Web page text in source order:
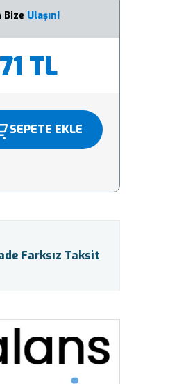
Ulaşın!
TL
SEPETE EKLE
Farksız Taksit